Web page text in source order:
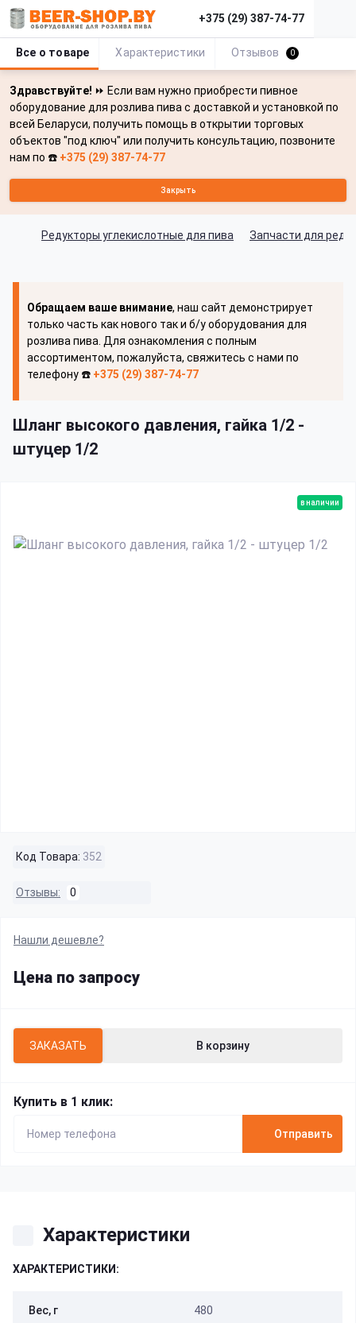
Здравствуйте! ⏩ Если вам нужно приобрести пивное
оборудование для розлива пива с доставкой и установкой по
всей Беларуси, получить помощь в открытии торговых
объектов "под ключ" или получить консультацию, позвоните
нам по ☎️ +375 (29) 387-74-77
Закрыть
+375 (29) 387-74-77
Редукторы углекислотные для пива Запчасти для
Обращаем ваше внимание, наш сайт демонстрирует
только часть как нового так и б/у оборудования для
розлива пива. Для ознакомления с полным
ассортиментом, пожалуйста, свяжитесь с нами по
телефону ☎️ +375 (29) 387-74-77
Шланг высокого давления, гайка 1/2 -
штуцер 1/2
Все о товаре Характеристики Отзывов 0
в наличии
Код Товара: 352
Отзывы: 0
Нашли дешевле?
Цена по запросу
ЗАКАЗАТЬ В корзину
Купить в 1 клик:
Отправить
Характеристики
ХАРАКТЕРИСТИКИ:
Вес, г 480